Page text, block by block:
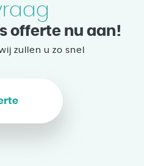
offerte nu aan!
zullen u zo snel